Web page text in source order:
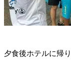
夕食後ホテルに帰